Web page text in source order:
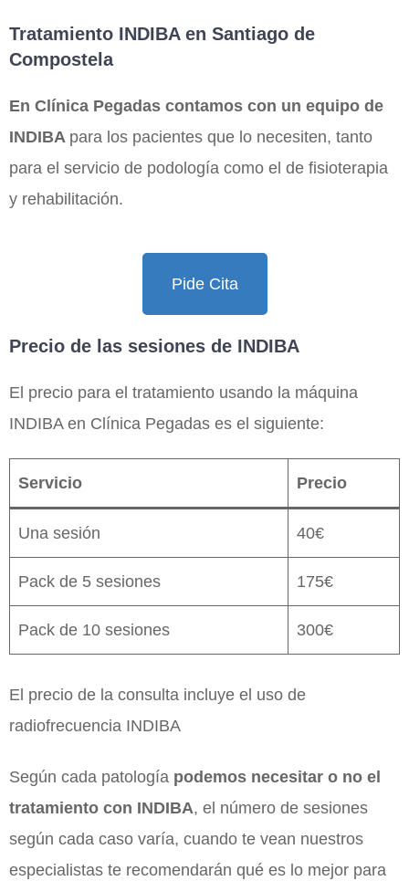
Tratamiento INDIBA en Santiago de
Compostela
En Clínica Pegadas contamos con un equipo de
INDIBA para los pacientes que lo necesiten, tanto
para el servicio de podología como el de fisioterapia
y rehabilitación.
Pide Cita
Precio de las sesiones de INDIBA
El precio para el tratamiento usando la máquina
INDIBA en Clínica Pegadas es el siguiente:
Servicio Precio
Una sesión 40€
Pack de 5 sesiones 175€
Pack de 10 sesiones 300€
El precio de la consulta incluye el uso de
radiofrecuencia INDIBA
Según cada patología podemos necesitar o no el
tratamiento con INDIBA, el número de sesiones
según cada caso varía, cuando te vean nuestros
especialistas te recomendarán qué es lo mejor para